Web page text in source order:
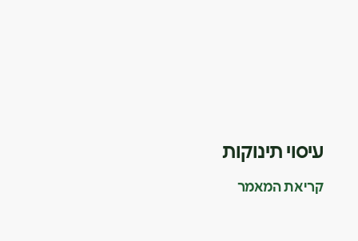
עיסוי תינוקות
קריאת המאמר